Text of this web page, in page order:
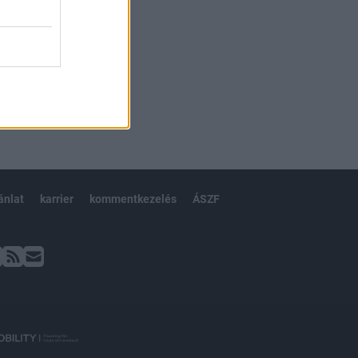
karrier kommentkezelés ÁSZF